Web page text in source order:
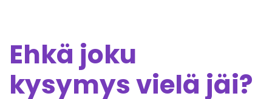
Ehkä joku
kysymys vielä jäi?